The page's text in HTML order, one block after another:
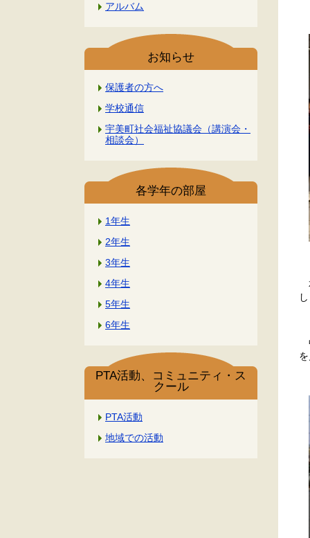
アルバム
お知らせ
保護者の方へ
学校通信
宇美町社会福祉協議会（講演会・
相談会）
各学年の部屋
1年生
2年生
3年生
4年生
5年生
6年生
PTA活動、コミュニティ・ス
クール
PTA活動
地域での活動